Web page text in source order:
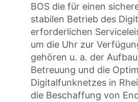
BOS die für einen
stabilen Betrieb des
erforderlichen
um die Uhr zur
gehören u. a. der
Betreuung und die
Digitalfunknetzes in
die Beschaffung von